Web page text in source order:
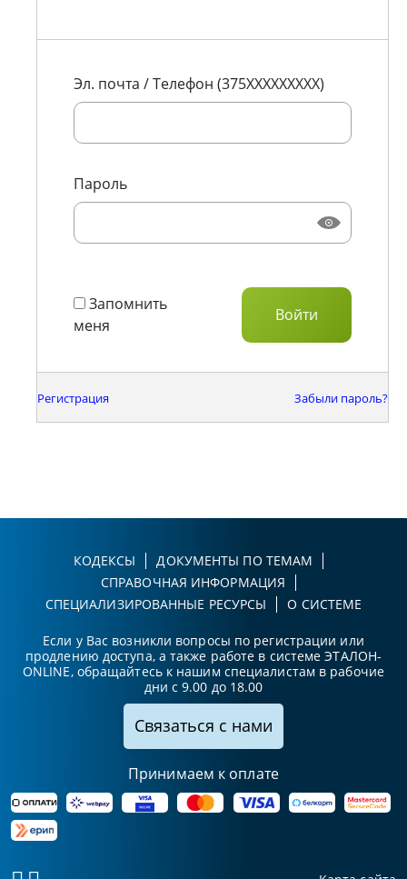
Эл. почта / Телефон (375XXXXXXXXX)
Пароль
Запомнить
меня
Регистрация Забыли пароль?
КОДЕКСЫ
ДОКУМЕНТЫ ПО ТЕМАМ
СПРАВОЧНАЯ ИНФОРМАЦИЯ
СПЕЦИАЛИЗИРОВАННЫЕ РЕСУРСЫ
О СИСТЕМЕ
Если у Вас возникли вопросы по регистрации или
продлению доступа, а также работе в системе ЭТАЛОН-
ONLINE, обращайтесь к нашим специалистам в рабочие
дни с 9.00 до 18.00
Связаться с нами
Принимаем к оплате